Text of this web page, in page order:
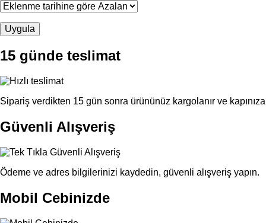
15 günde teslimat
Sipariş verdikten 15 gün sonra ürününüz kargolanır ve kapınıza
Güvenli Alışveriş
Ödeme ve adres bilgilerinizi kaydedin, güvenli alışveriş yapın.
Mobil Cebinizde